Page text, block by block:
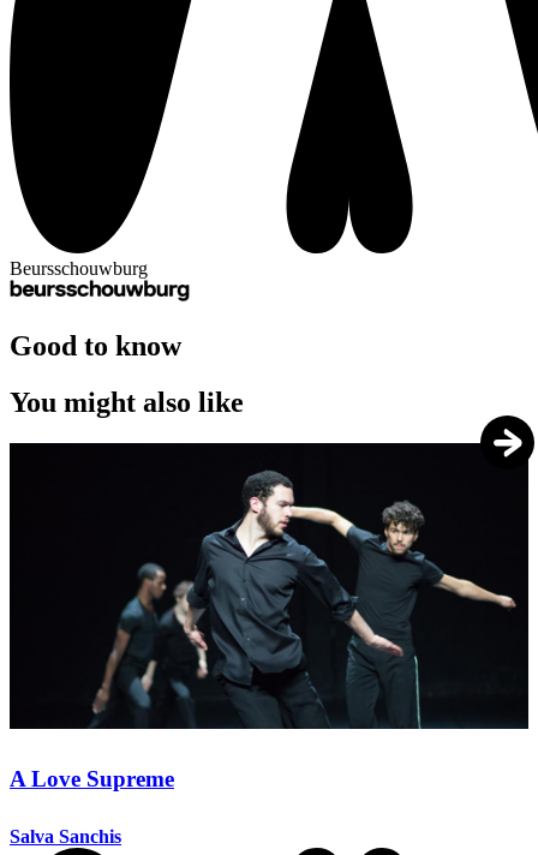
Beursschouwburg
Good to know
You might also like
A Love Supreme
Salva Sanchis